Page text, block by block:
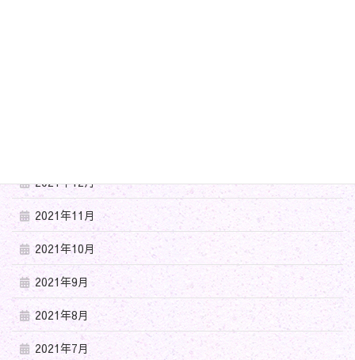
2021年12月
2021年11月
2021年10月
2021年9月
2021年8月
2021年7月